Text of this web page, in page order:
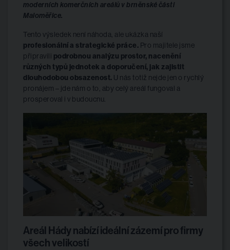
moderních komerčních areálů v brněnské části
Maloměřice.
Tento výsledek není náhoda, ale ukázka naší
profesionální a strategické práce. Pro majitele jsme
připravili podrobnou analýzu prostor, nacenění
různých typů jednotek a doporučení, jak zajistit
dlouhodobou obsazenost. U nás totiž nejde jen o rychlý
pronájem – jde nám o to, aby celý areál fungoval a
prosperoval i v budoucnu.
Areál Hády nabízí ideální zázemí pro firmy
všech velikostí